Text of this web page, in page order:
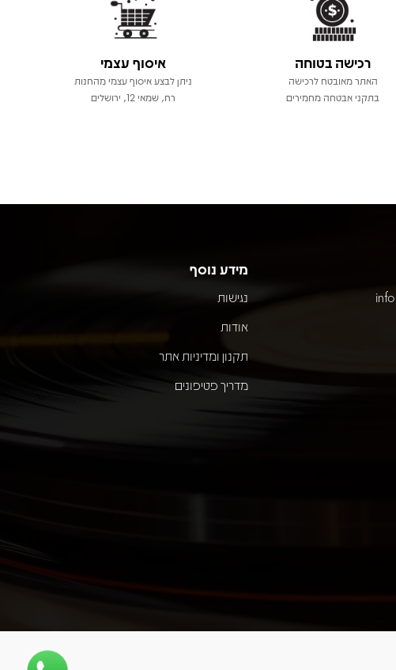
רכישה בטוחה
האתר מאובטח לרכישה
בתקני אבטחה מחמירים
איסוף עצמי
ניתן לבצע איסוף עצמי מהחנות
רח, שמאי 12, ירושלים
מידע נוסף
נגישות
אודות
תקנון ומדיניות אתר
מדריך פטיפונים